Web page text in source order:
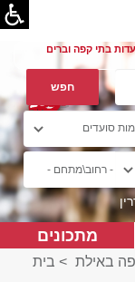
בתי קפה וברים
מתכונים
באילת > בית